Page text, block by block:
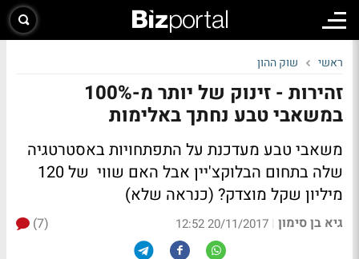
ראשי שוק ההון
זהירות - זינוק של יותר מ-100%
במשאבי טבע נחתך באלימות
משאבי טבע מעדכנת על התפתחויות באסטרטגיה
שלה בתחום הבלוקצ'יין אבל האם שווי של 120
מיליון שקל מוצדק? (כנראה שלא)
גיא בן סימון |
20/11/2017 12:52
(7)